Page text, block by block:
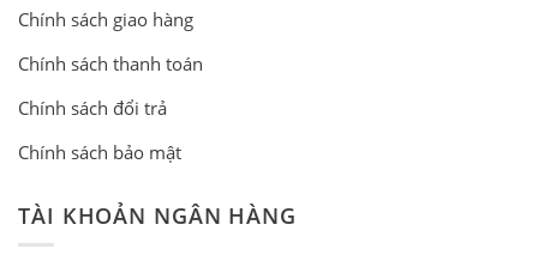
Chính sách giao hàng
Chính sách thanh toán
Chính sách đổi trả
Chính sách bảo mật
TÀI KHOẢN NGÂN HÀNG